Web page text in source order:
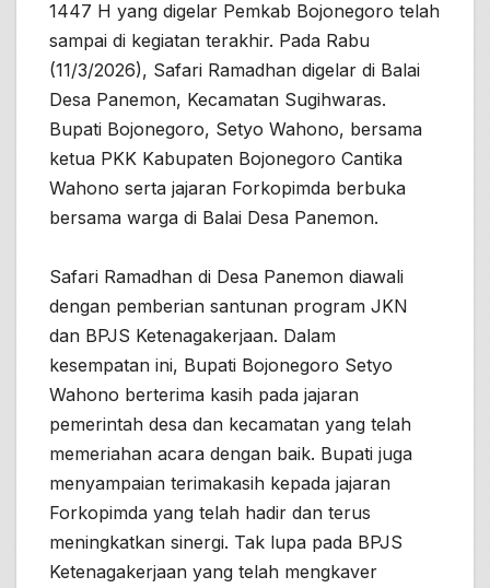
1447 H yang digelar Pemkab Bojonegoro telah
sampai di kegiatan terakhir. Pada Rabu
(11/3/2026), Safari Ramadhan digelar di Balai
Desa Panemon, Kecamatan Sugihwaras.
Bupati Bojonegoro, Setyo Wahono, bersama
ketua PKK Kabupaten Bojonegoro Cantika
Wahono serta jajaran Forkopimda berbuka
bersama warga di Balai Desa Panemon.
Safari Ramadhan di Desa Panemon diawali
dengan pemberian santunan program JKN
dan BPJS Ketenagakerjaan. Dalam
kesempatan ini, Bupati Bojonegoro Setyo
Wahono berterima kasih pada jajaran
pemerintah desa dan kecamatan yang telah
memeriahan acara dengan baik. Bupati juga
menyampaian terimakasih kepada jajaran
Forkopimda yang telah hadir dan terus
meningkatkan sinergi. Tak lupa pada BPJS
Ketenagakerjaan yang telah mengkaver